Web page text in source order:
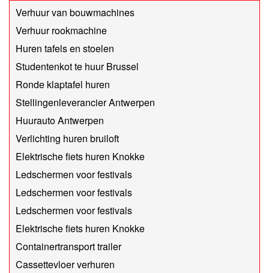
Verhuur van bouwmachines
Verhuur rookmachine
Huren tafels en stoelen
Studentenkot te huur Brussel
Ronde klaptafel huren
Stellingenleverancier Antwerpen
Huurauto Antwerpen
Verlichting huren bruiloft
Elektrische fiets huren Knokke
Ledschermen voor festivals
Ledschermen voor festivals
Ledschermen voor festivals
Elektrische fiets huren Knokke
Containertransport trailer
Cassettevloer verhuren